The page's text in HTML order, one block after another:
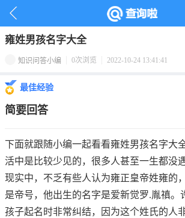
首页 >名字百科 >百家姓
雍姓男孩名字大全
知识问答小编 0次浏览 2022-10-24 13:41:41
最佳经验
简要回答
下面就跟随小编一起看看雍姓男孩名字大
活中是比较少见的，很多人甚至一生都没
现实中，不乏有些人认为雍正皇帝姓雍的
是帝号，他出生的名字是爱新觉罗.胤禛。
孩子起名时非常纠结，因为这个姓氏的人